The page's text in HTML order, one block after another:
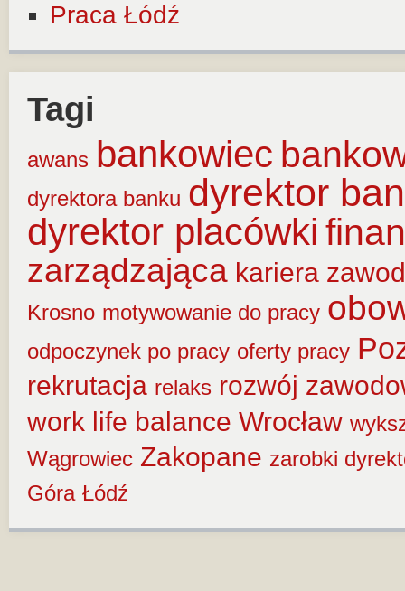
Praca Łódź
Tagi
awans bankowiec
dyrektora banku dyrektor
dyrektor placówki
zarządzająca kariera
Krosno motywowanie do pracy
odpoczynek po pracy oferty pracy
rekrutacja relaks rozwój
work life balance Wrocław
Wągrowiec Zakopane zarobki
Góra Łódź